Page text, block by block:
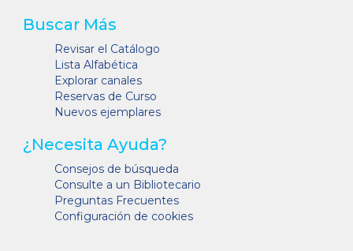
Buscar Más
Revisar el Catálogo
Lista Alfabética
Explorar canales
Reservas de Curso
Nuevos ejemplares
¿Necesita Ayuda?
Consejos de búsqueda
Consulte a un Bibliotecario
Preguntas Frecuentes
Configuración de cookies